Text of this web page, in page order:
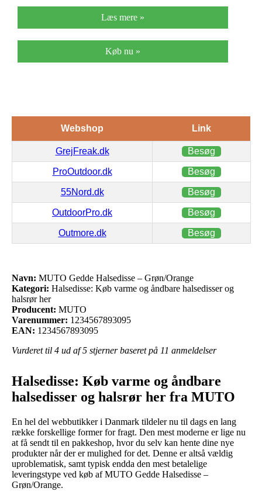
Læs mere »
Køb nu »
Webshop Link
GrejFreak.dk Besøg
ProOutdoor.dk Besøg
55Nord.dk Besøg
OutdoorPro.dk Besøg
Outmore.dk Besøg
Navn: MUTO Gedde Halsedisse – Grøn/Orange
Kategori: Halsedisse: Køb varme og åndbare halsedisser og
halsrør her
Producent: MUTO
Varenummer: 1234567893095
EAN: 1234567893095
Vurderet til 4 ud af 5 stjerner baseret på 11 anmeldelser
Halsedisse: Køb varme og åndbare
halsedisser og halsrør her fra MUTO
En hel del webbutikker i Danmark tildeler nu til dags en lang
række forskellige former for fragt. Den mest moderne er lige nu
at få sendt til en pakkeshop, hvor du selv kan hente dine nye
produkter når der er mulighed for det. Denne er altså vældig
uproblematisk, samt typisk endda den mest betalelige
leveringstype ved køb af MUTO Gedde Halsedisse –
Grøn/Orange.